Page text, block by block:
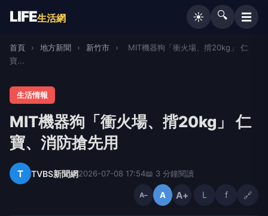
LIFE生活網 ☀️ 🔍 ☰
首頁 › 地方新聞 › 新竹市 ›
MIT機器狗「衝火場、揹20kg」 仁
寶...
生活情報
MIT機器狗「衝火場、揹20kg」 仁
寶、消防搶先用
T TVBS新聞網2026-07-08 17:54📖 3 分鐘閱讀
A− A A+ L f 🔗